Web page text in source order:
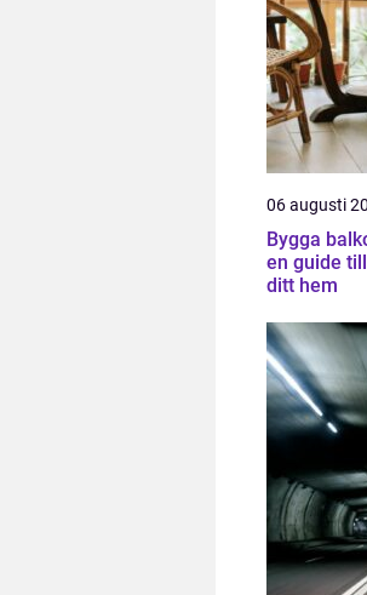
06 augusti
Bygga
en guide
ditt hem